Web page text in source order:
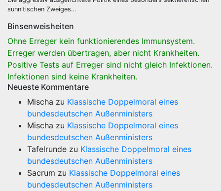
sunnitischen Zweiges…
Binsenweisheiten
Ohne Erreger kein funktionierendes Immunsystem.
Erreger werden übertragen, aber nicht Krankheiten.
Positive Tests auf Erreger sind nicht gleich Infektionen.
Infektionen sind keine Krankheiten.
Neueste Kommentare
Mischa zu Klassische Doppelmoral eines
bundesdeutschen Außenministers
Mischa zu Klassische Doppelmoral eines
bundesdeutschen Außenministers
Tafelrunde zu Klassische Doppelmoral eines
bundesdeutschen Außenministers
Sacrum zu Klassische Doppelmoral eines
bundesdeutschen Außenministers